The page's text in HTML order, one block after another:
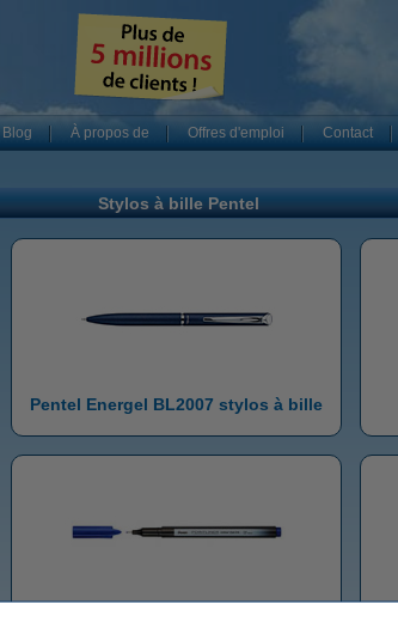
Blog À propos de Offres d'emploi Contact
Stylos à bille Pentel
Pentel Energel BL2007 stylos à bille